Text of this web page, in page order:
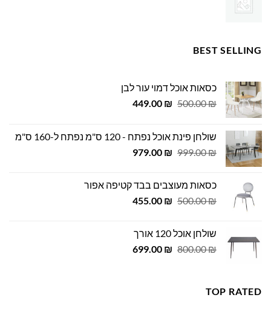
BEST SELLING
כסאות אוכל דמוי עור לבן
500.00₪
המחיר
500.00 ₪.
449.00 ₪
המחיר
449.00 ₪.שולחן פינת אוכל נפתח - 120 ס"מ נפתח ל-160 ס"מ
999.00₪
המחיר
999.00 ₪.
979.00 ₪
המחיר
979.00 ₪.
כסאות מעוצבים בבד קטיפה אפור
500.00₪
המחיר
500.00 ₪.
455.00 ₪
המחיר
שולחן אוכל 120 אורך
800.00₪
המחיר
699.00 ₪
המחיר
TOP RATED